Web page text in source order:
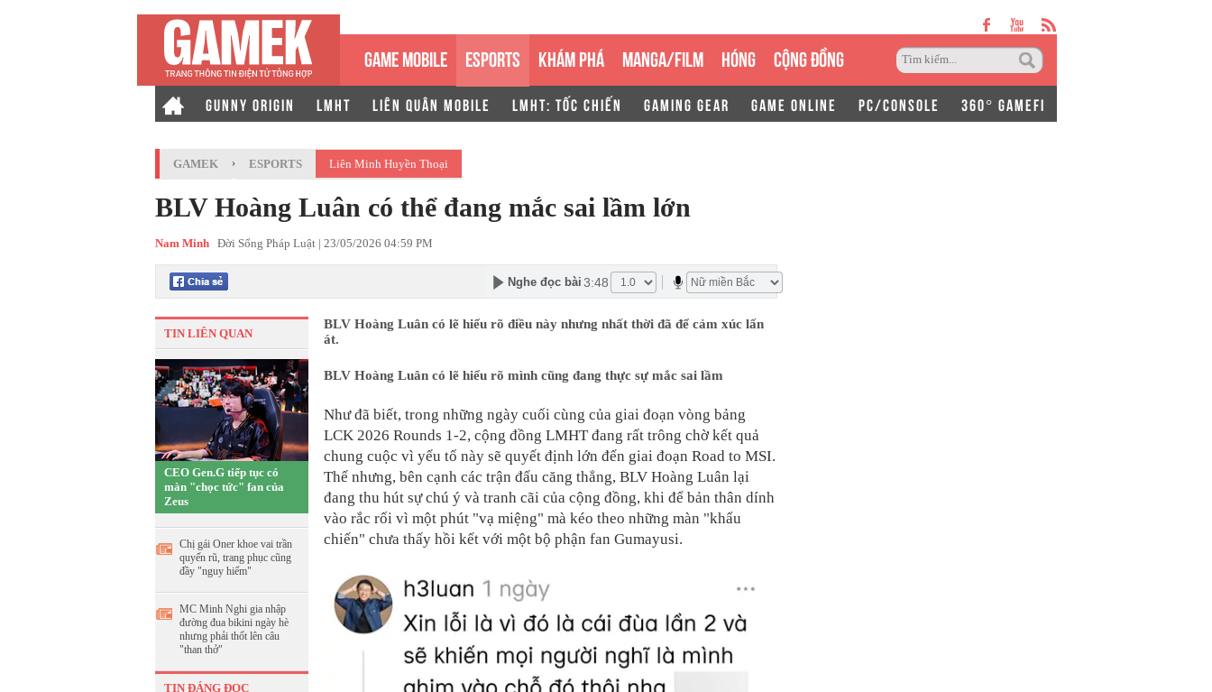
GAME MOBILE ESPORTS KHÁM PHÁ MANGA/FILM HÓNG CỘNG ĐỒNG
GUNNY ORIGIN LMHT LIÊN QUÂN MOBILE LMHT: TỐC CHIẾN GAMING GEAR GAME ONLINE PC/CONSOLE 360° GAMEFI
GAMEK › ESPORTS Liên Minh Huyền Thoại
BLV Hoàng Luân có thể đang mắc sai lầm lớn
Nam Minh Đời Sống Pháp Luật | 23/05/2026 04:59 PM
Nghe đọc bài 3:48
TIN LIÊN QUAN
CEO Gen.G tiếp tục có
màn "chọc tức" fan của
Zeus
Chị gái Oner khoe vai trần
quyến rũ, trang phục cũng
đầy "nguy hiểm"
MC Minh Nghi gia nhập
đường đua bikini ngày hè
nhưng phải thốt lên câu
"than thở"
TIN ĐÁNG ĐỌC
BLV Hoàng Luân có lẽ hiểu rõ điều này nhưng nhất thời đã để cảm xúc lấn
át.
BLV Hoàng Luân có lẽ hiểu rõ mình cũng đang thực sự mắc sai lầm
Như đã biết, trong những ngày cuối cùng của giai đoạn vòng bảng
LCK 2026 Rounds 1-2, cộng đồng LMHT đang rất trông chờ kết quả
chung cuộc vì yếu tố này sẽ quyết định lớn đến giai đoạn Road to MSI.
Thế nhưng, bên cạnh các trận đấu căng thẳng, BLV Hoàng Luân lại
đang thu hút sự chú ý và tranh cãi của cộng đồng, khi để bản thân dính
vào rắc rối vì một phút "vạ miệng" mà kéo theo những màn "khẩu
chiến" chưa thấy hồi kết với một bộ phận fan Gumayusi.